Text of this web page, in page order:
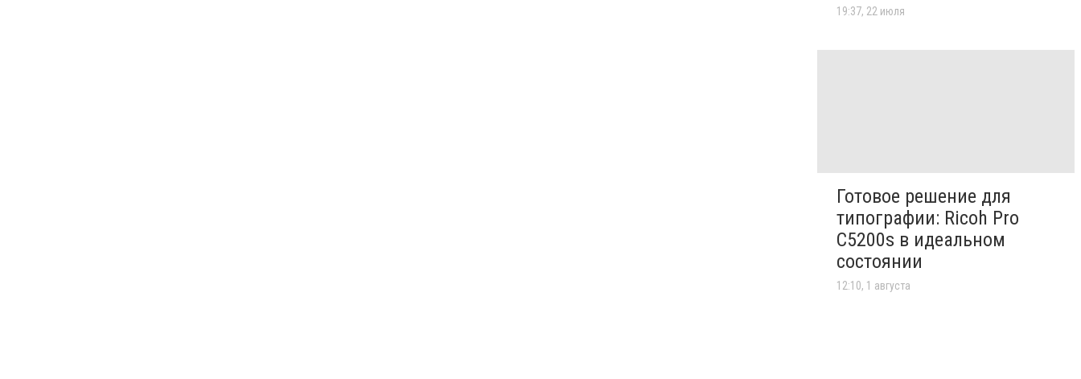
19:37, 22 июля
Готовое решение для
типографии: Ricoh Pro
C5200s в идеальном
состоянии
12:10, 1 августа